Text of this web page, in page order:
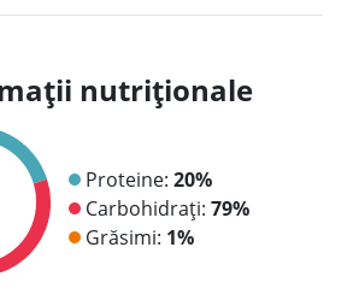
nutriționale
Proteine: 20%
Carbohidrați: 79%
Grăsimi: 1%